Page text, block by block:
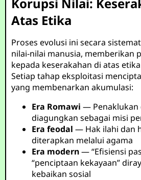
Atas Etika
Proses evolusi ini secara
nilai-nilai manusia, memberikan
kepada keserakahan di atas
Setiap tahap eksploitasi
yang membenarkan akumulasi:
Era Romawi — Penaklukan
diagungkan sebagai misi
Era feodal — Hak ilahi dan
diterapkan melalui agama
Era modern— “Efisiensi
“penciptaan kekayaan”
kebaikan sosial